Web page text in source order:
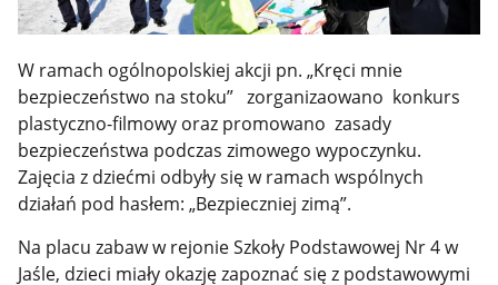
W ramach ogólnopolskiej akcji pn. „Kręci mnie
bezpieczeństwo na stoku” zorganizaowano konkurs
plastyczno-filmowy oraz promowano zasady
bezpieczeństwa podczas zimowego wypoczynku.
Zajęcia z dziećmi odbyły się w ramach wspólnych
działań pod hasłem: „Bezpieczniej zimą”.
Na placu zabaw w rejonie Szkoły Podstawowej Nr 4 w
Jaśle, dzieci miały okazję zapoznać się z podstawowymi